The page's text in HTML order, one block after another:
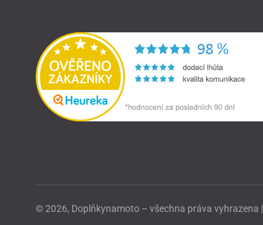
© 2026, Doplňkynamoto – všechna práva vyhrazena |